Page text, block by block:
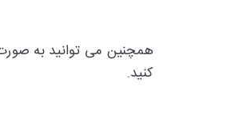
همچنین می توانید به صورت
کنید.